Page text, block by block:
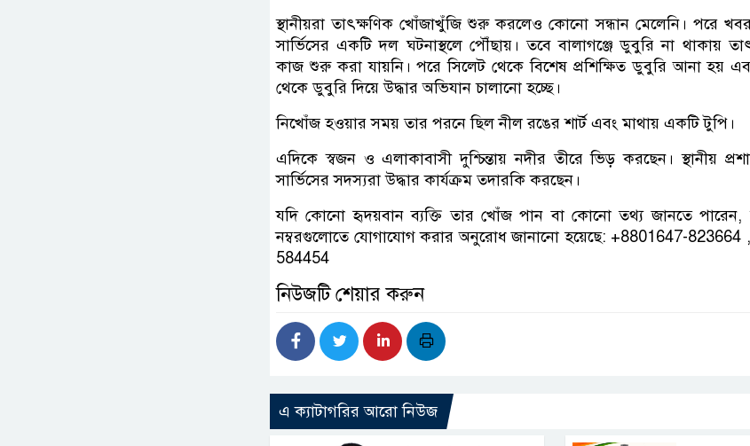
স্থানীয়রা তাৎক্ষণিক খোঁজাখুঁজি শুরু করলেও কোনো সন্ধান মেলেনি। পরে
সার্ভিসের একটি দল ঘটনাস্থলে পৌঁছায়। তবে বালাগঞ্জে ডুবুরি না থাকায়
কাজ শুরু করা যায়নি। পরে সিলেট থেকে বিশেষ প্রশিক্ষিত ডুবুরি আনা হয়
থেকে ডুবুরি দিয়ে উদ্ধার অভিযান চালানো হচ্ছে।
নিখোঁজ হওয়ার সময় তার পরনে ছিল নীল রঙের শার্ট এবং মাথায় একটি টুপি।
এদিকে স্বজন ও এলাকাবাসী দুশ্চিন্তায় নদীর তীরে ভিড় করছেন। স্থানীয়
সার্ভিসের সদস্যরা উদ্ধার কার্যক্রম তদারকি করছেন।
যদি কোনো হৃদয়বান ব্যক্তি তার খোঁজ পান বা কোনো তথ্য জানতে পারেন,
নম্বরগুলোতে যোগাযোগ করার অনুরোধ জানানো হয়েছে: +8801647-823664
584454
নিউজটি শেয়ার করুন
এ ক্যাটাগরির আরো নিউজ